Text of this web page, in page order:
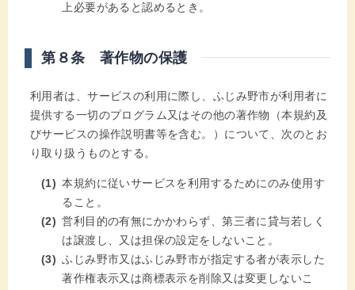
上必要があると認めるとき。
第８条 著作物の保護
利用者は、サービスの利用に際し、ふじみ野市が利用者に
提供する一切のプログラム又はその他の著作物（本規約及
びサービスの操作説明書等を含む。）について、次のとお
り取り扱うものとする。
本規約に従いサービスを利用するためにのみ使用す
ること。
営利目的の有無にかかわらず、第三者に貸与若しく
は譲渡し、又は担保の設定をしないこと。
ふじみ野市又はふじみ野市が指定する者が表示した
著作権表示又は商標表示を削除又は変更しないこ